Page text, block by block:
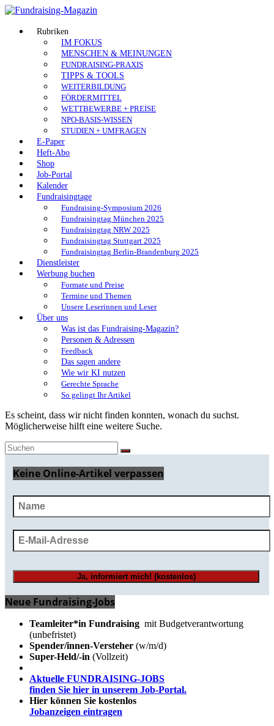
Skip
content
Fundraising-
Magazin
Branchenmagazin
Marketing
Vereine
Stiftungen
Rubriken
IM FOKUS
MENSCHEN & MEINUNGEN
FUNDRAISING-PRAXIS
TIPPS & TOOLS
WEITERBILDUNG
FÖRDERMITTEL
WETTBEWERBE + PREISE
NPO-BASIS-WISSEN
STUDIEN + UMFRAGEN
E-Paper
Heft-Abo
Shop
Job-Portal
Kalender
Fundraisingtage
Fundraising-Symposium 2026
Fundraisingtag München 2025
Fundraisingtag NRW 2025
Fundraisingtag Stuttgart 2025
Fundraisingtag Berlin-Brandenburg 2025
Dienstleister
Werbung buchen
Formate und Preise
Termine und Themen
Unsere Leserinnen und Leser
Über uns
Was ist das Fundraising-Magazin?
Personen & Adressen
Feedback
Das sagen andere
Wie wir KI nutzen
Gerechte Sprache
So gelingt Ihr Artikel
Es scheint, dass wir nicht finden konnten, wonach du suchst.
Möglicherweise hilft eine weitere Suche.
Keine Online-Artikel verpassen
Neue Fundraising-Jobs
Teamleiter*in Fundraising mit Budgetverantwortung
(unbefristet)
Spender/innen-Versteher (w/m/d)
Super-Held/-in (Vollzeit)
Aktuelle FUNDRAISING-JOBS
finden Sie hier in unserem Job-Portal.
Hier können Sie kostenlos
Jobanzeigen eintragen